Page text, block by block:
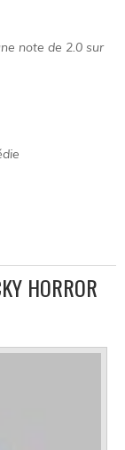
note de 2.0 sur
HORROR